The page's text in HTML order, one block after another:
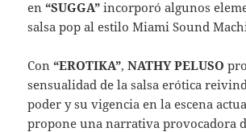
en“SUGGA” incorporó algunos
salsa pop al estilo Miami Sound
Con“EROTIKA”,NATHY PELUSO
sensualidad de la salsa erótica
poder y su vigencia en la escena
propone una narrativa provocadora